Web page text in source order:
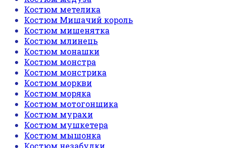
Костюм метелика
Костюм Мишачий король
Костюм мишенятка
Костюм млинець
Костюм монашки
Костюм монстра
Костюм монстрика
Костюм моркви
Костюм моряка
Костюм мотогонщика
Костюм мурахи
Костюм мушкетера
Костюм мышонка